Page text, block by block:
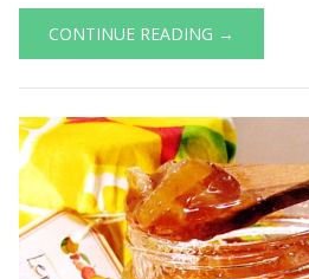
CONTINUE READING →